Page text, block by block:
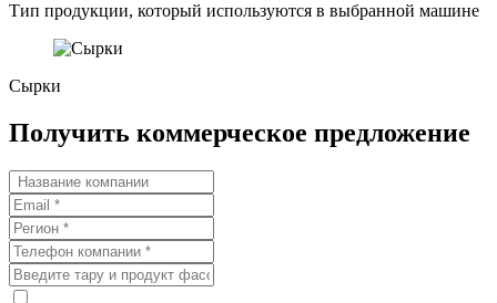
Тип продукции, который используются в выбранной машине
Сырки
Получить коммерческое предложение